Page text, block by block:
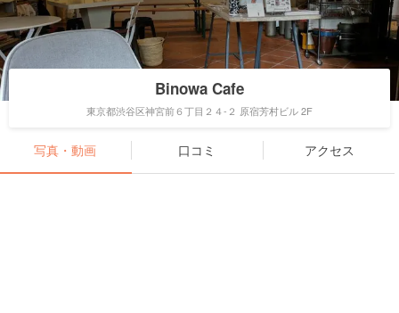
Binowa Cafe
東京都渋谷区神宮前６丁目２４-２ 原宿芳村ビル 2F
写真・動画 口コミ アクセス